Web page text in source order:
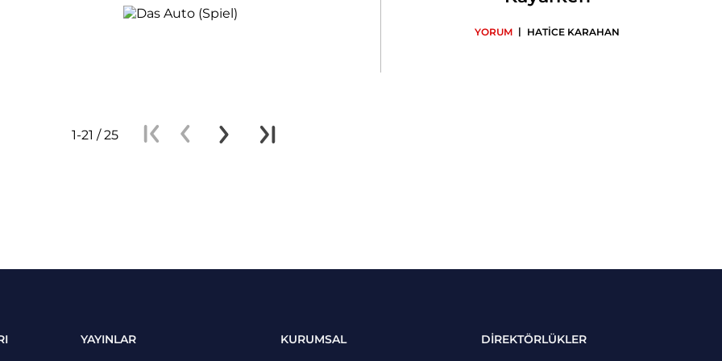
YORUM | HATİCE KARAHAN
1-21 / 25
YAYINLAR KURUMSAL DİREKTÖRLÜKLER